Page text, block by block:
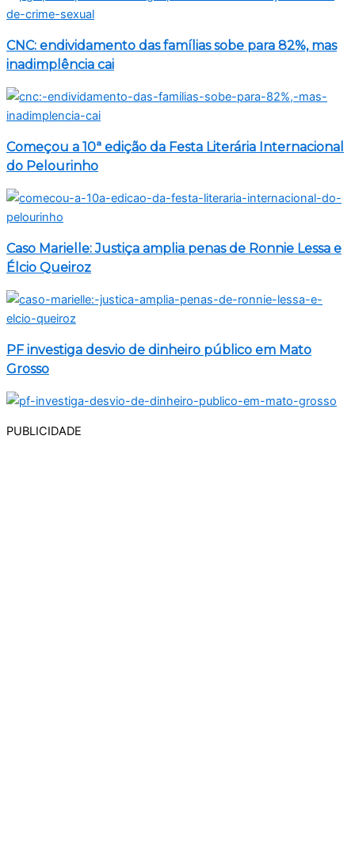
CNC: endividamento das famílias sobe para 82%, mas
inadimplência cai
Começou a 10ª edição da Festa Literária Internacional
do Pelourinho
Caso Marielle: Justiça amplia penas de Ronnie Lessa e
Élcio Queiroz
PF investiga desvio de dinheiro público em Mato
Grosso
PUBLICIDADE